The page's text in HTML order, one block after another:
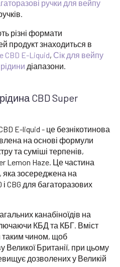
ручки для вейпу
різні формати
продукт знаходиться в
CBD E-Liquid, Сік для вейпу
діапазони.
CBD Super
E-liquid - це безнікотинова
на основі формули
та суміші терпенів,
Lemon Haze. Це частина
яка зосереджена на
CBG для багаторазових
канабіноїдів на
КБД та КБГ. Вміст
таким чином, щоб
Великої Британії, при цьому
дозволених у Великій